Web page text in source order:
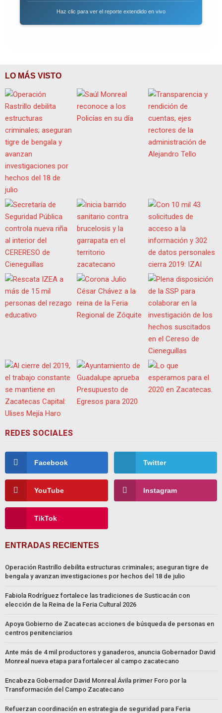
Haz clic para ver el reporte extendido en vivo
LO MÁS VISTO
REDES SOCIALES
Facebook Twitter
YouTube Instagram
TikTok
ENTRADAS RECIENTES
Operación Rastrillo debilita estructuras criminales; aseguran tigre de
bengala y avanzan investigaciones por hechos del 18 de julio
Fabiola Rodríguez fortalece las tradiciones de Susticacán con
elección de la Reina de la Feria Cultural 2026
Apoya Gobierno de Zacatecas acciones de búsqueda de personas en
centros penitenciarios
Ante más de 4 mil productores y ganaderos, anuncia Gobernador David
Monreal nueva etapa para fortalecer al campo zacatecano
Encabeza Gobernador David Monreal Ávila primer Foro por la
Transformación del Campo Zacatecano
Refuerzan coordinación en estrategia de seguridad para Feria